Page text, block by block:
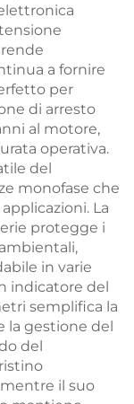
a fornire
per
di arresto
al motore,
operativa.
del
monofase che
La
protegge i
in varie
indicatore del
semplifica la
la gestione del
del
il suo